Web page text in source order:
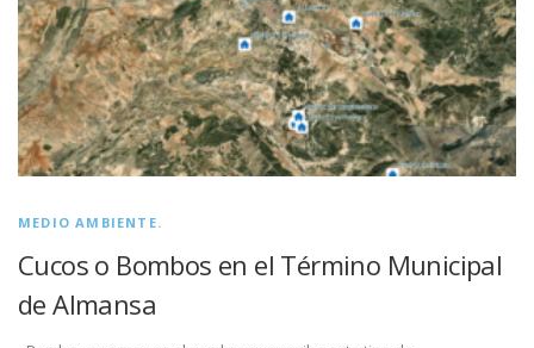
MEDIO AMBIENTE.
Cucos o Bombos en el Término Municipal
de Almansa